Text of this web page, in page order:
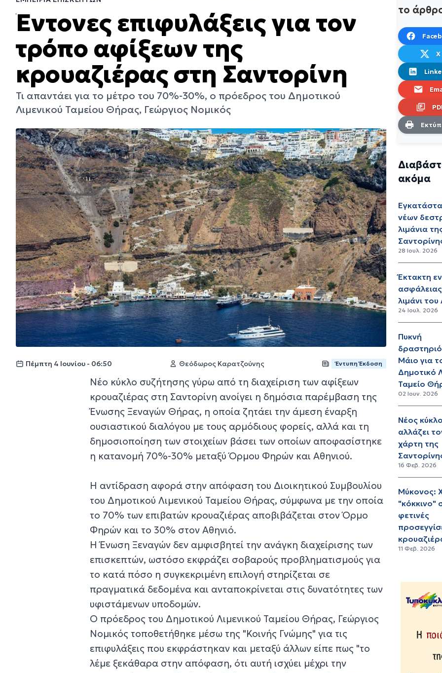
Έντονες επιφυλάξεις για τον
τρόπο αφίξεων της
κρουαζιέρας στη Σαντορίνη
Τι απαντάει για το μέτρο του 70%-30%, ο πρόεδρος του Δημοτικού
Λιμενικού Ταμείου Θήρας, Γεώργιος Νομικός
Πέμπτη 4 Ιουνίου - 06:50 Θεόδωρος Καρατζούνης Έντυπη Έκδοση
Νέο κύκλο συζήτησης γύρω από τη διαχείριση των αφίξεων
κρουαζιέρας στη Σαντορίνη ανοίγει η δημόσια παρέμβαση της
Ένωσης Ξεναγών Θήρας, η οποία ζητάει την άμεση έναρξη
ουσιαστικού διαλόγου με τους αρμόδιους φορείς, αλλά και τη
δημοσιοποίηση των στοιχείων βάσει των οποίων αποφασίστηκε
η κατανομή 70%-30% μεταξύ Όρμου Φηρών και Αθηνιού.
Η αντίδραση αφορά στην απόφαση του Διοικητικού Συμβουλίου
του Δημοτικού Λιμενικού Ταμείου Θήρας, σύμφωνα με την οποία
το 70% των επιβατών κρουαζιέρας αποβιβάζεται στον Όρμο
Φηρών και το 30% στον Αθηνιό.
Η Ένωση Ξεναγών δεν αμφισβητεί την ανάγκη διαχείρισης των
επισκεπτών, ωστόσο εκφράζει σοβαρούς προβληματισμούς για
το κατά πόσο η συγκεκριμένη επιλογή στηρίζεται σε
πραγματικά δεδομένα και ανταποκρίνεται στις δυνατότητες των
υφιστάμενων υποδομών.
Ο πρόεδρος του Δημοτικού Λιμενικού Ταμείου Θήρας, Γεώργιος
Νομικός τοποθετήθηκε μέσω της "Κοινής Γνώμης" για τις
επιφυλάξεις που εκφράστηκαν και μεταξύ άλλων είπε πως "το
λέμε ξεκάθαρα στην απόφαση, ότι αυτή ισχύει μέχρι την
το
X
ακόμα
νέων
λιμάνια
28 Ιουλ. 2026
Έκτακτη
λιμάνι του
24 Ιουλ. 2026
Πυκνή
Μάιο για
Δημοτικό
Ταμείο
02 Ιουν. 2026
Νέος
αλλάζει
χάρτη της
16 Φεβ. 2026
Μύκονος:
"κόκκινο"
φετινές
11 Φεβ. 2026